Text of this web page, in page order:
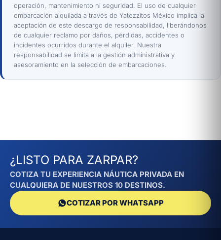
operación, mantenimiento ni seguridad. El uso de cualquier
embarcación alquilada a través de Yatezzitos México implica la
aceptación de este descargo de responsabilidad, liberándonos
de cualquier reclamo por daños, pérdidas, accidentes o
incidentes ocurridos durante el alquiler. Nuestra
responsabilidad se limita a la gestión administrativa y
asesoramiento en la selección de embarcaciones.
¿LISTO PARA ZARPAR?
COTIZA TU EXPERIENCIA NÁUTICA PRIVADA EN
CUALQUIERA DE NUESTROS 10 DESTINOS.
COTIZAR POR WHATSAPP